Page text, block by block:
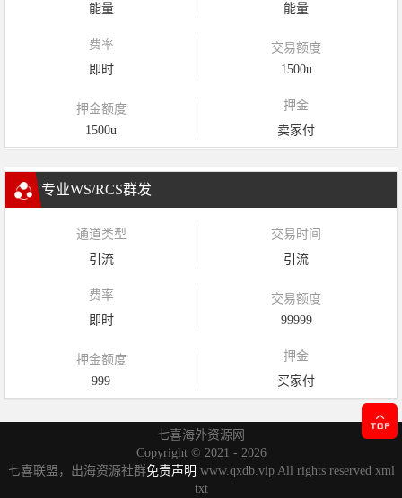
能量
能量
费率
即时
交易额度
1500u
押金额度
1500u
押金
卖家付
专业WS/RCS群发
通道类型
引流
交易时间
引流
费率
即时
交易额度
99999
押金额度
999
押金
买家付
七喜海外资源网
Copyright © 2021 - 2026
七喜联盟，出海资源社群免责声明 www.qxdb.vip All rights reserved xml
txt